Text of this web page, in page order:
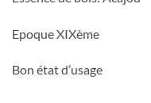
Epoque XIXème
Bon état d’usage